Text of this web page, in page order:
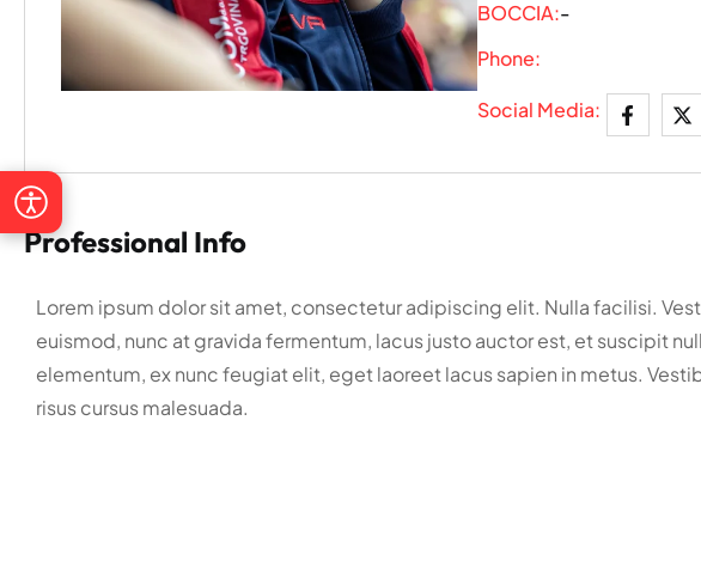
BOCCIA:-
Phone:
Social Media:
Professional Info
Lorem ipsum dolor sit amet, consectetur adipiscing elit. Nulla facilisi.
euismod, nunc at gravida fermentum, lacus justo auctor est, et suscipit
elementum, ex nunc feugiat elit, eget laoreet lacus sapien in metus.
risus cursus malesuada.
Veličina teksta − 100% +
Zaustavi animacije Vodilica za čitanje